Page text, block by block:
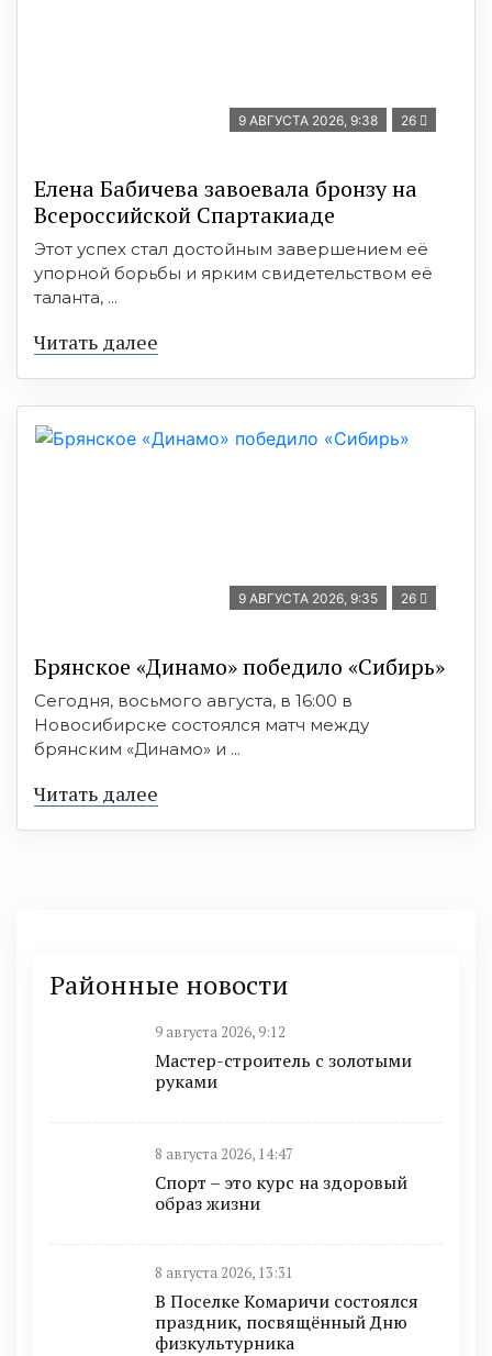
9 АВГУСТА 2026, 9:38 26
Елена Бабичева завоевала бронзу на
Всероссийской Спартакиаде
Этот успех стал достойным завершением её
упорной борьбы и ярким свидетельством её
таланта, ...
Читать далее
9 АВГУСТА 2026, 9:35 26
Брянское «Динамо» победило «Сибирь»
Сегодня, восьмого августа, в 16:00 в
Новосибирске состоялся матч между
брянским «Динамо» и ...
Читать далее
Районные новости
9 августа 2026, 9:12
Мастер-строитель с золотыми
руками
8 августа 2026, 14:47
Спорт – это курс на здоровый
образ жизни
8 августа 2026, 13:31
В Поселке Комаричи состоялся
праздник, посвящённый Дню
физкультурника